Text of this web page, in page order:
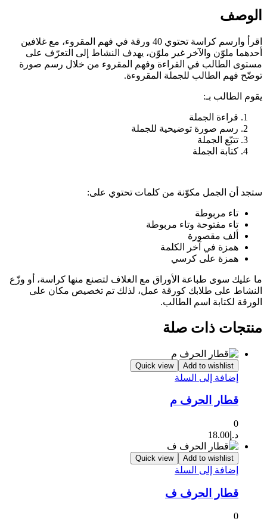
الوصف
اقرأ وارسم كراسة تحتوي 40 ورقة في فهم المقروء، مع غلافين
أحدهما ملوّن والآخر غير ملوّن، يهدف النشاط إلى التعرّف على
مستوى الطالب في القراءة وفهم المقروء من خلال رسم صورة
توضّح فهم الطالب للجملة المقروءة.
يقوم الطالب بـ:
قراءة الجملة
رسم صورة توضيحية للجملة
تتبّع الجملة
كتابة الجملة
ستجد أن الجمل مكوّنة من كلمات تحتوي على:
تاء مربوطة
تاء مفتوحة وتاء مربوطة
ألف مقصورة
همزة في آخر الكلمة
همزة على كرسي
ما عليك سوى طباعة الأوراق مع الغلاف لتصنع منها كراسة، أو وزّع
النشاط على طلابك كورقة عمل، لذلك تم تخصيص مكان على
الورقة لكتابة اسم الطالب.
منتجات ذات صلة
Add to wishlist
Quick view
إضافة إلى السلة
قطار الحرف م
0
د.إ 18.00
Add to wishlist
Quick view
إضافة إلى السلة
قطار الحرف ف
0